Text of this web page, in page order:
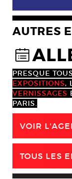
AUTRES
@
PRESQUE
EXPOSITIONS,
VERNISSAGES
PARIS.
VOIR
TOUS LES